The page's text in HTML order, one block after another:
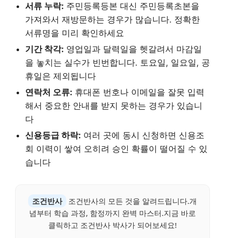
서류 누락: 주민등록등본 대신 주민등록초본을
가져와서 재방문하는 경우가 많습니다. 정확한
서류명을 미리 확인하세요
기간 착각: 영업일과 달력일을 헷갈려서 마감일
을 놓치는 실수가 빈번합니다. 토요일, 일요일, 공
휴일은 제외됩니다
연락처 오류: 휴대폰 번호나 이메일을 잘못 입력
해서 중요한 안내를 받지 못하는 경우가 있습니
다
신용등급 하락: 여러 곳에 동시 신청하면 신용조
회 이력이 쌓여 오히려 승인 확률이 떨어질 수 있
습니다
조건반사
조건반사의 모든 것을 알려드립니다.개
념부터 학습 과정, 함정까지 완벽 마스터.지금 바로
클릭하고 조건반사 박사가 되어보세요!